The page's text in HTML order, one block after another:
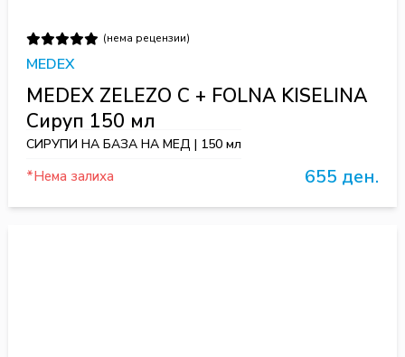
(нема рецензии)
MEDEX
MEDEX ZELEZO C + FOLNA KISELINA
Сируп 150 мл
СИРУПИ НА БАЗА НА МЕД | 150 мл
*Нема залиха 655 ден.